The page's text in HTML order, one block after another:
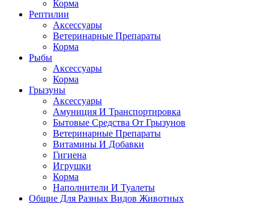
Корма
Рептилии
Аксессуары
Ветеринарные Препараты
Корма
Рыбы
Аксессуары
Корма
Грызуны
Аксессуары
Амуниция И Транспортировка
Бытовые Средства От Грызунов
Ветеринарные Препараты
Витамины И Добавки
Гигиена
Игрушки
Корма
Наполнители И Туалеты
Общие Для Разных Видов Животных